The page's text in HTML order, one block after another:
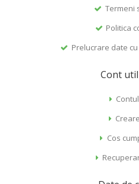
Termeni
Politica
Prelucrare date
Cont
Cos